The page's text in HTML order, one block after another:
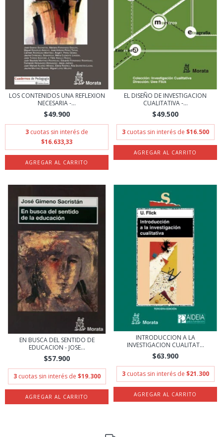
LOS CONTENIDOS UNA REFLEXION
NECESARIA -...
$49.900
3 cuotas sin interés de
$16.633,33
EL DISEÑO DE INVESTIGACION
CUALITATIVA -...
$49.500
3 cuotas sin interés de $16.500
EN BUSCA DEL SENTIDO DE
EDUCACION - JOSE...
$57.900
3 cuotas sin interés de $19.300
INTRODUCCION A LA
INVESTIGACION CUALITAT...
$63.900
3 cuotas sin interés de $21.300